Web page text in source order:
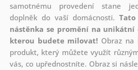
samotnému provedení stane
doplněk do vaší domácnosti.
nástěnka se promění na unikátní
kterou budete milovat! Obraz na
produkt, který můžete využít
vás, co upřednostníte. Obraz si